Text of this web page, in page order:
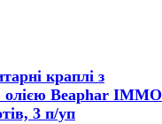
краплі з
олією Beaphar IMMO
3 п/уп